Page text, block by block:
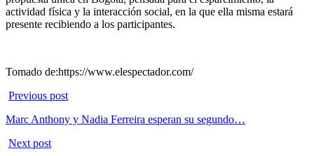
actividad física y la interacción social, en la que ella misma estará
presente recibiendo a los participantes.
Tomado de:https://www.elespectador.com/
Previous post
Marc Anthony y Nadia Ferreira esperan su segundo…
Next post